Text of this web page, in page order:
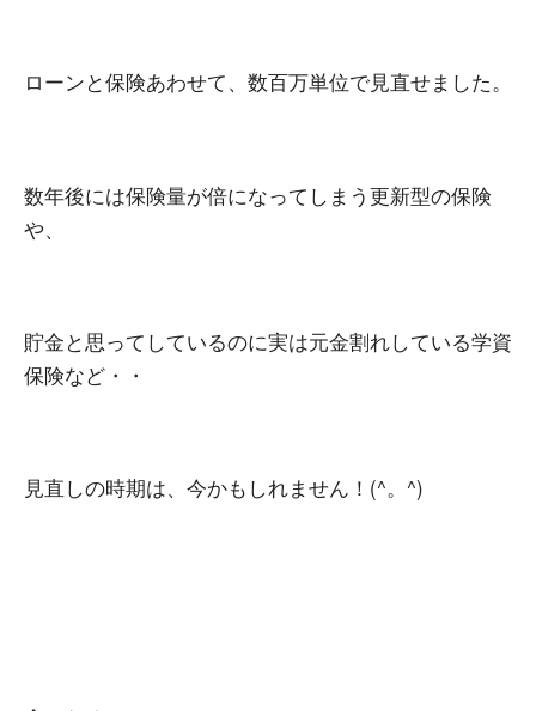
ローンと保険あわせて、数百万単位で見直せました。
数年後には保険量が倍になってしまう更新型の保険
や、
貯金と思ってしているのに実は元金割れしている学資
保険など・・
見直しの時期は、今かもしれません！(^。^)